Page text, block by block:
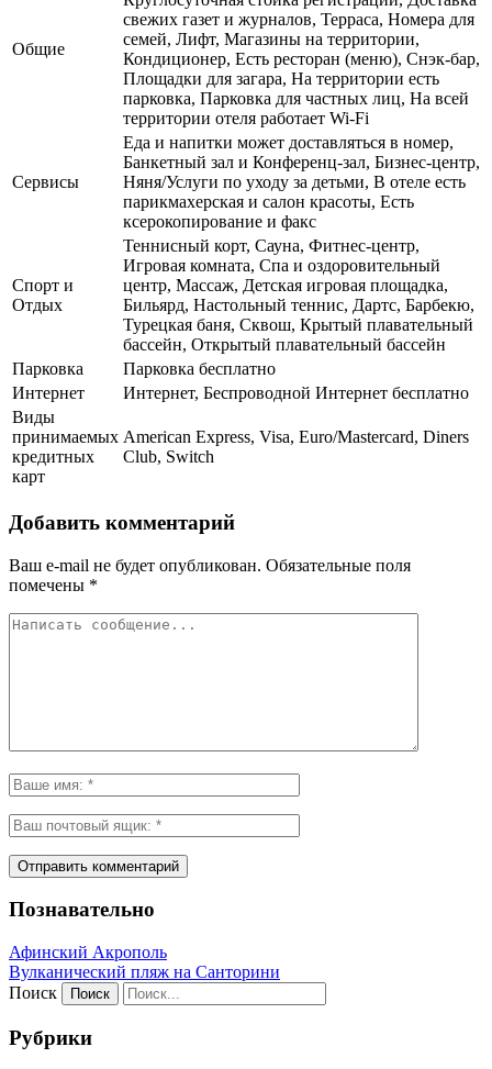
Общие
свежих газет и журналов, Терраса, Номера для
семей, Лифт, Магазины на территории,
Кондиционер, Есть ресторан (меню), Снэк-бар,
Площадки для загара, На территории есть
парковка, Парковка для частных лиц, На всей
территории отеля работает Wi-Fi
Сервисы
Еда и напитки может доставляться в номер,
Банкетный зал и Конференц-зал, Бизнес-центр,
Няня/Услуги по уходу за детьми, В отеле есть
парикмахерская и салон красоты, Есть
ксерокопирование и факс
Спорт и
Отдых
Теннисный корт, Сауна, Фитнес-центр,
Игровая комната, Спа и оздоровительный
центр, Массаж, Детская игровая площадка,
Бильярд, Настольный теннис, Дартс, Барбекю,
Турецкая баня, Сквош, Крытый плавательный
бассейн, Открытый плавательный бассейн
Парковка
Парковка бесплатно
Интернет
Интернет, Беспроводной Интернет бесплатно
Виды
принимаемых
кредитных
карт
American Express, Visa, Euro/Mastercard, Diners
Club, Switch
Добавить комментарий
Ваш e-mail не будет опубликован. Обязательные поля
помечены *
Познавательно
Афинский Акрополь
Вулканический пляж на Санторини
Поиск
Рубрики